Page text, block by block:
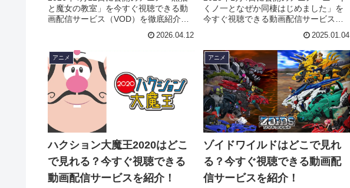
と魔女の教室」を今すぐ視聴できる動
画配信サービス（VOD）を徹底紹介。
フ、主題歌の情報はもちろん、実際に
見た人の感想やレビューもまとめてい
ます。
2026.04.12
くノ一となぜか同棲はじめました」を
今すぐ視聴できる動画配信サービス
スト・声優、スタッフ、主題歌の情報
はもちろん、実際に見た人の感想やレ
ビューもまとめています。
2025.01.04
アニメ
ハクション大魔王2020はどこ
で見れる？今すぐ視聴できる
動画配信サービスを紹介！
アニメ
ゾイドワイルドはどこで見れ
る？今すぐ視聴できる動画配
信サービスを紹介！